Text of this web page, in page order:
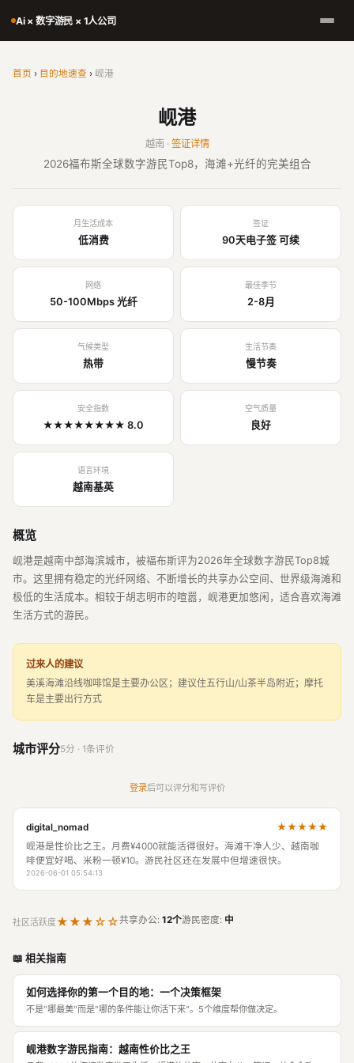
Ai × 数字游民 × 1人公司
首页 › 目的地速查 › 岘港
岘港
越南 · 签证详情
2026福布斯全球数字游民Top8，海滩+光纤的完美组合
月生活成本
低消费
签证
90天电子签 可续
网络
50-100Mbps 光纤
最佳季节
2-8月
气候类型
热带
生活节奏
慢节奏
安全指数
★★★★★★★★ 8.0
空气质量
良好
语言环境
越南基英
概览
岘港是越南中部海滨城市，被福布斯评为2026年全球数字游民Top8城
市。这里拥有稳定的光纤网络、不断增长的共享办公空间、世界级海滩和
极低的生活成本。相较于胡志明市的喧嚣，岘港更加悠闲，适合喜欢海滩
生活方式的游民。
过来人的建议
美溪海滩沿线咖啡馆是主要办公区；建议住五行山/山茶半岛附近；摩托
车是主要出行方式
城市评分5分 · 1条评价
登录后可以评分和写评价
digital_nomad ★★★★★
岘港是性价比之王。月费¥4000就能活得很好。海滩干净人少、越南咖
啡便宜好喝、米粉一顿¥10。游民社区还在发展中但增速很快。
2026-06-01 05:54:13
社区活跃度★★★☆☆共享办公: 12个游民密度: 中
📖 相关指南
如何选择你的第一个目的地：一个决策框架
不是"哪最美"而是"哪的条件能让你活下来"。5个维度帮你做决定。
岘港数字游民指南：越南性价比之王